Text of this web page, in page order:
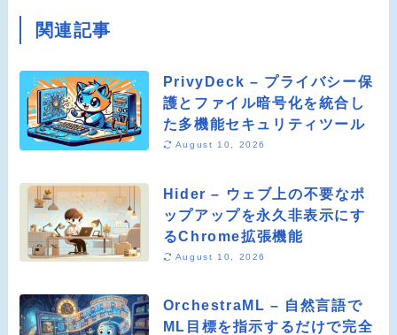
関連記事
PrivyDeck – プライバシー保
護とファイル暗号化を統合し
た多機能セキュリティツール
August 10, 2026
Hider – ウェブ上の不要なポ
ップアップを永久非表示にす
るChrome拡張機能
August 10, 2026
OrchestraML – 自然言語で
ML目標を指示するだけで完全